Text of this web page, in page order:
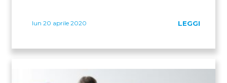
lun 20 aprile 2020 LEGGI